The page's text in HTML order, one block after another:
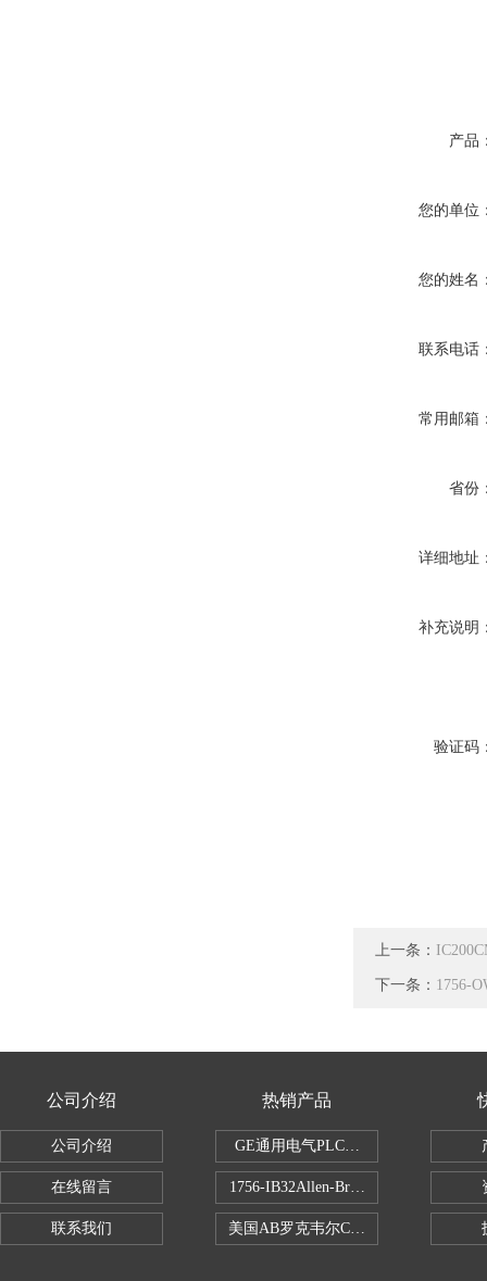
产品
您的单位
您的姓名
联系电话
常用邮箱
省份
详细地址
补充说明
验证码
上一条：
下一条： 1756-
公司介绍
公司介绍
在线留言
联系我们
热销产品
GE通用电气PLC控制器
1756-IB32Allen-Bradley1756IB32数字
美国AB罗克韦尔CPU处理器